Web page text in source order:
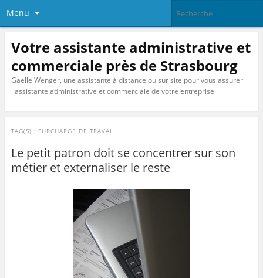
Menu
Votre assistante administrative et
commerciale près de Strasbourg
Gaëlle Wenger, une assistante à distance ou sur site pour vous assurer
l'assistante administrative et commerciale de votre entreprise
TAG(S) : SURCHARGE DE TRAVAIL
Le petit patron doit se concentrer sur son
métier et externaliser le reste